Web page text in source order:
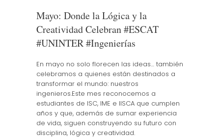
Mayo: Donde la Lógica y la
Creatividad Celebran #ESCAT
#UNINTER #Ingenierías
En mayo no solo florecen las ideas… también
celebramos a quienes están destinados a
transformar el mundo: nuestros
ingenieros.Este mes reconocemos a
estudiantes de ISC, IME e IISCA que cumplen
años y que, además de sumar experiencia
de vida, siguen construyendo su futuro con
disciplina, lógica y creatividad.